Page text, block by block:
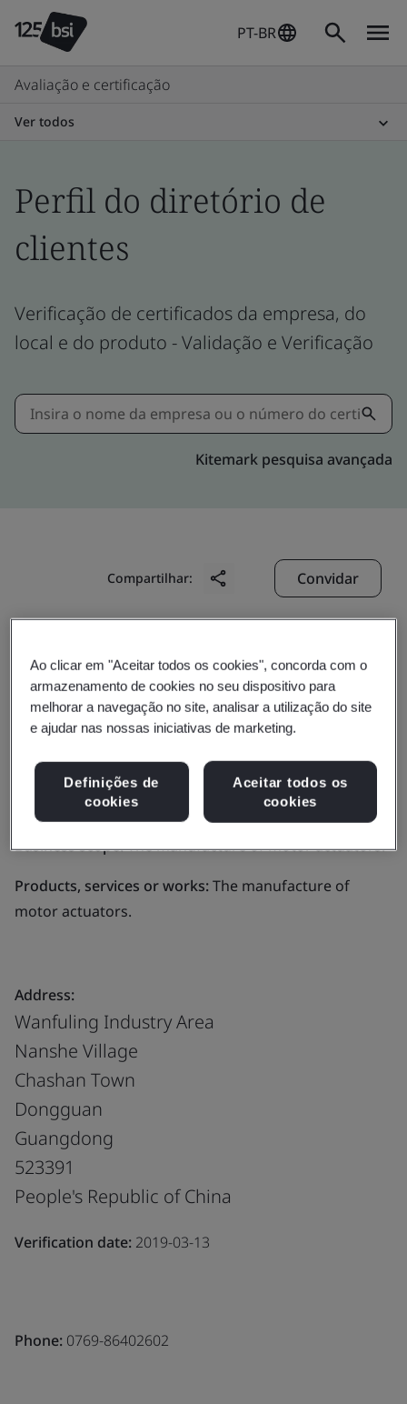
PT-BR
Avaliação e certificação
Ver todos
Perfil do diretório de
clientes
Verificação de certificados da empresa, do
local e do produto - Validação e Verificação
Kitemark pesquisa avançada
Compartilhar: Convidar
Dongguan Rixiang
Electronics Co., Ltd.
Business scope:The manufacture of motor actuators.
Products, services or works:The manufacture of
motor actuators.
Address:
Wanfuling Industry Area
Nanshe Village
Chashan Town
Dongguan
Guangdong
523391
People's Republic of China
Verification date: 2019-03-13
Phone: 0769-86402602
Ao clicar em "Aceitar todos os cookies", concorda com o
armazenamento de cookies no seu dispositivo para
melhorar a navegação no site, analisar a utilização do site
e ajudar nas nossas iniciativas de marketing.
Definições de
cookies
Aceitar todos os
cookies